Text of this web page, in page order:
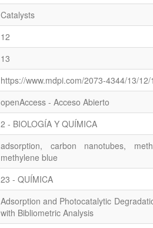
Catalysts
12
13
https://www.mdpi.com/2073-4344/13/12/
openAccess - Acceso Abierto
2 - BIOLOGÍA Y QUÍMICA
adsorption, carbon nanotubes,
methylene blue
23 - QUÍMICA
Adsorption and Photocatalytic
with Bibliometric Analysis